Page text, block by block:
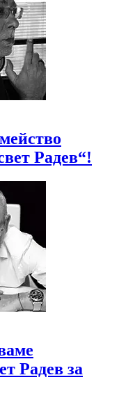
Радев“!
Радев за